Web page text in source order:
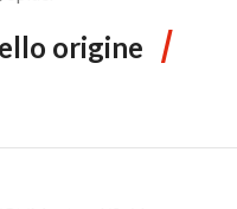
origine /